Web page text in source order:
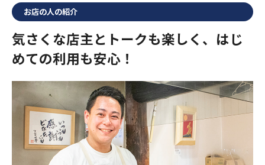
お店の人の紹介
気さくな店主とトークも楽しく、はじ
めての利用も安心！